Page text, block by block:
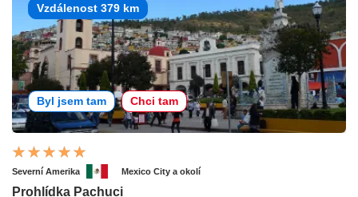
Vzdálenost 379 km
Byl jsem tam Chci tam
Severní Amerika Mexico City a okolí
Prohlídka Pachuci